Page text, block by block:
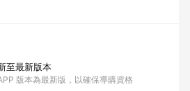
至最新版本
版本為最新版，以確保導購資格